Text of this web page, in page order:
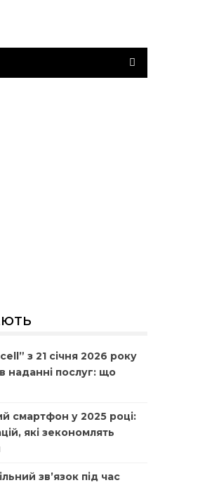
з 21 січня 2026 року
наданні послуг: що
смартфон у 2025 році:
які зекономлять
зв’язок під час